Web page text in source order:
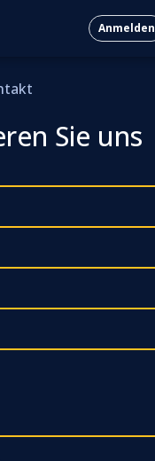
Anmelden
Sie uns